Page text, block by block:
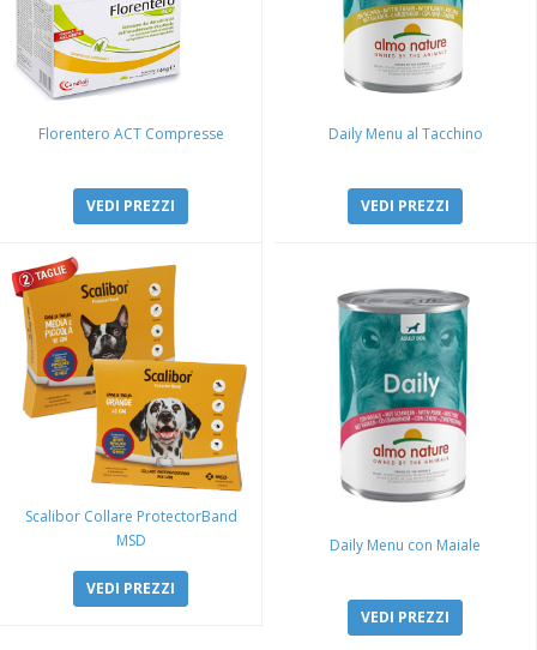
Florentero ACT Compresse
VEDI PREZZI
Daily Menu al Tacchino
VEDI PREZZI
Scalibor Collare ProtectorBand
MSD
VEDI PREZZI
Daily Menu con Maiale
VEDI PREZZI